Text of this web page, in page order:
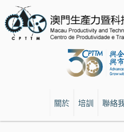
關於 培訓 聯絡